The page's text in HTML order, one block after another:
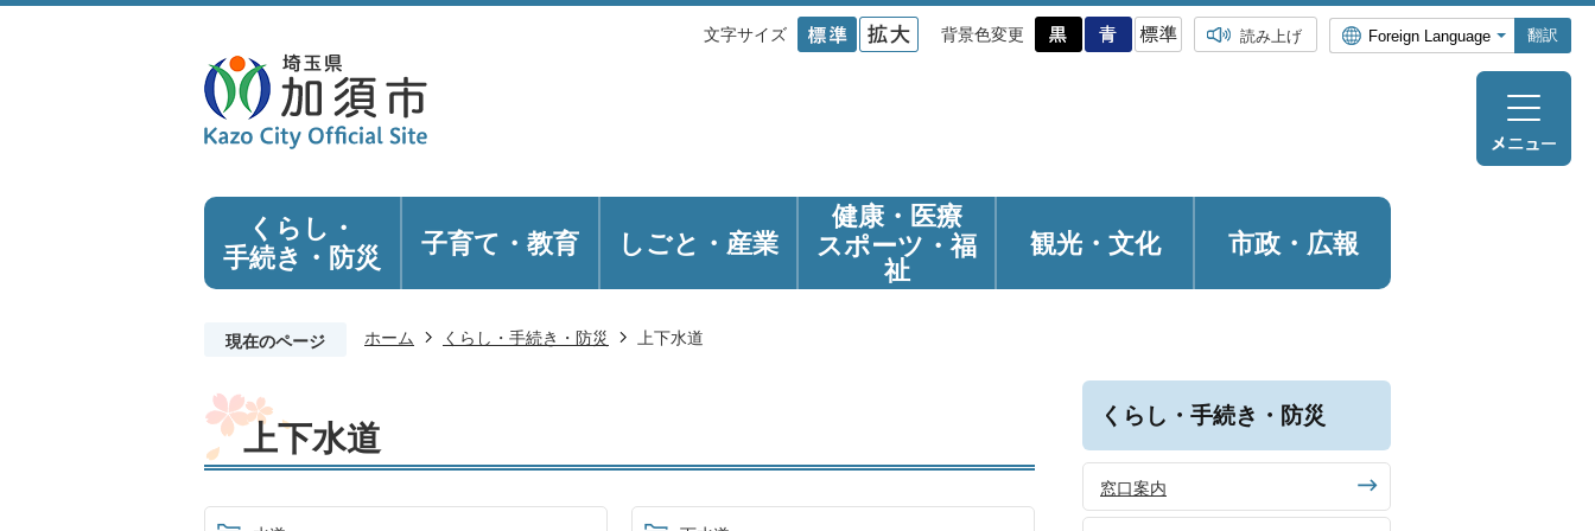
文字サイズ 背景色変更 読み上げ 翻訳
くらし・
手続き ・防災 子育て・教育 しごと・産業
健康・医療
スポーツ・福
祉
観光・ 文化 市政・広報
現在のページ ホーム くらし・手続き・防災 上下水道
上下水道
くらし・手続き・防災
窓口案内